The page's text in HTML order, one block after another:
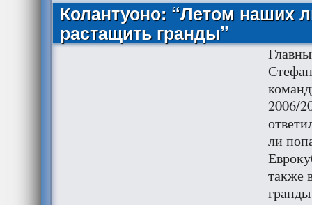
Колантуоно: “Летом наших
растащить гранды”
2006/
ли
также